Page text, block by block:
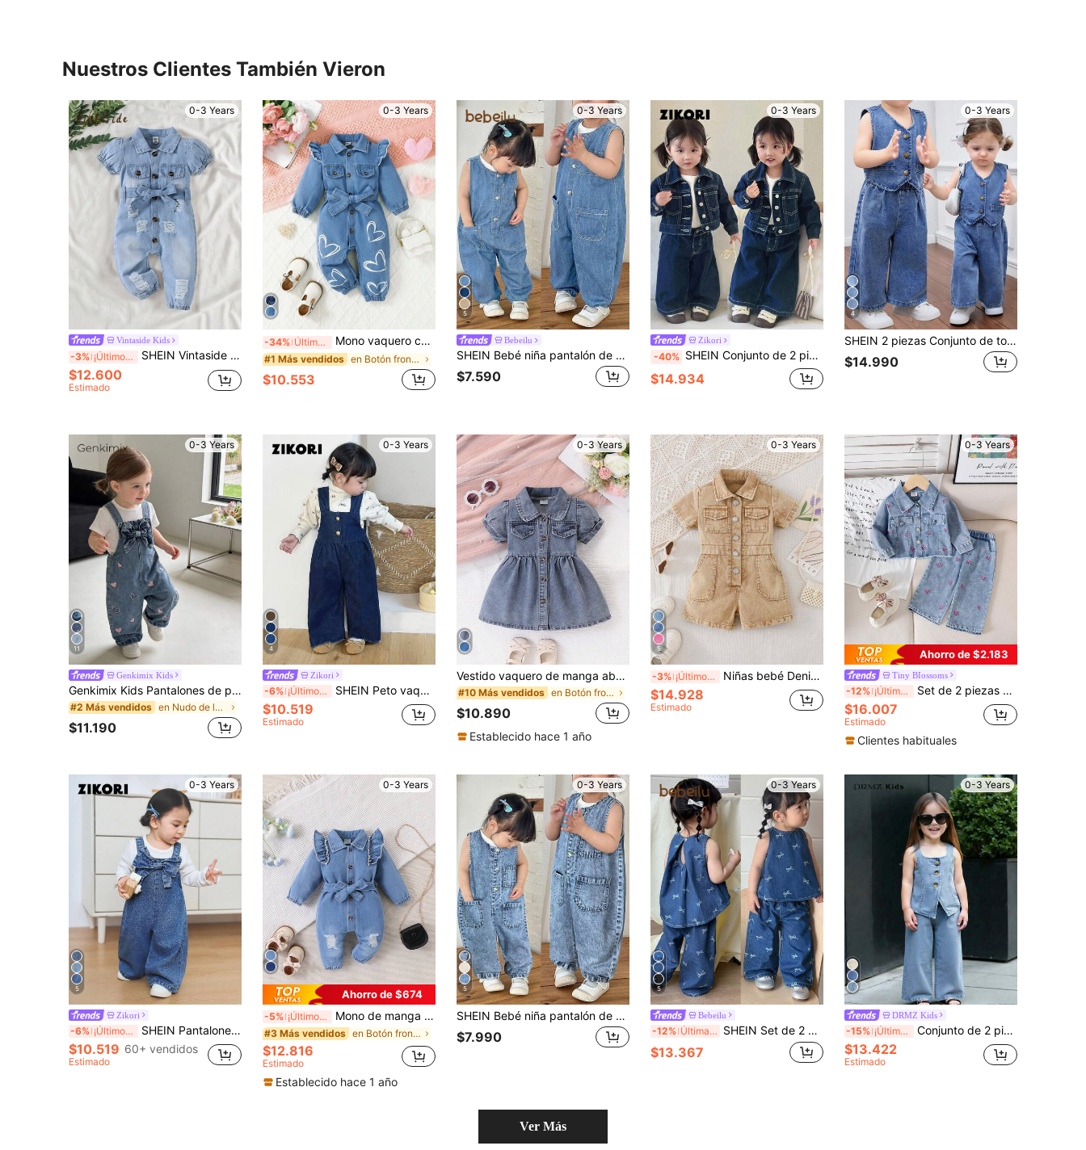
Nuestros Clientes También Vieron
0-3 Years
Vintaside Kids
-3% ¡Últimos 2 días SHEIN Vintaside Kids Mono De Mezclilla Rasgado Con Cinturón, Con Mangas Abullonadas, Para Niña Pequeña
$12.600
Estimado
0-3 Years
-34% Últimas 7 hrs Mono vaquero con estampado de corazón de manga corta azul casual y lindo para bebé niña, nueva llegada de otoño/invierno
#1 Más vendidos en Botón frontal Denim para niñas
$10.553
0-3 Years
5
Bebeilu
SHEIN Bebé niña pantalón de mezclilla azul oscuro sin mangas con rayas blancas y pantalón entallado
$7.590
0-3 Years
Zikori
-40% SHEIN Conjunto de 2 piezas de chaqueta de manga larga con solapa y pantalones holgados de niña bebé en azul marino
$14.934
0-3 Years
4
SHEIN 2 piezas Conjunto de top con tirantes de mezclilla y pantalones de cintura elástica para niñas bebé, conjunto casual de vacaciones bohemio para niñas, conjunto de graduación/fiesta/vacaciones, ropa casual y cómoda para niños en otoño
$14.990
0-3 Years
11
Genkimix Kids
Genkimix Kids Pantalones de peto vaqueros de estilo vintage y lindo para niñas, temporada media, color denim azul, diseño bordado 3D en forma de corazón rosa, pierna recta holgada, tela suave y cómoda, adecuado para la escuela, el transporte y el uso al aire libre de moda y versátil
#2 Más vendidos en Nudo de lazo Denim para niñas
$11.190
0-3 Years
4
Zikori
-6% ¡Últimos 2 días SHEIN Peto vaquero azul marino holgado para bebé niña
$10.519
Estimado
0-3 Years
Vestido vaquero de manga abullonada con botones para niñas, adecuado para uso diario, festivales, fiestas, puede usarse como regalo
#10 Más vendidos en Botón frontal Denim para niñas
$10.890
Establecido hace 1 año
0-3 Years
5
-3% ¡Últimos 2 días Niñas bebé Denim Ligero Verano Nuevo Llegada, Color Caqui Lavado, Moda Callejera Adorable y Dulce, Diseño de Vacaciones, Manga Corta con Cuello, Botones Delanteros de una Hilera, Bolsillos en el Pecho, Shorts de Cintura Elástica, Tela de Denim de Algodón Suave y Cómoda, Uso Diario, Fiesta, Escuela, Commute, Colección de Verano 2026
$14.928
Estimado
0-3 Years
Ahorro de $2.183
Tiny BIossoms
-12% ¡Últimos 2 días Set de 2 piezas chaqueta vaquera de manga larga con lazo + pantalones vaqueros para niñas bebé, para otoño y primavera
$16.007
Estimado
Clientes habituales
0-3 Years
5
Zikori
-6% ¡Últimos 2 días SHEIN Pantalones de peto holgados de mezclilla azul con decoración de lazo 3D para bebé niña
$10.519 60+ vendidos
Estimado
0-3 Years
Ahorro de $674
-5% ¡Últimos 2 días Mono de manga larga con volantes de denim desgastado para niña bebé, con lazo y botones delanteros, conjunto para exterior de primavera/otoño
#3 Más vendidos en Botón frontal Denim para niñas
$12.816
Estimado
Establecido hace 1 año
0-3 Years
5
SHEIN Bebé niña pantalón de mezclilla azul oscuro sin mangas con rayas blancas y pantalón entallado
$7.990
0-3 Years
5
Bebeilu
-12% Últimas 7 hrs SHEIN Set de 2 piezas de chaleco de jean azul y pantalones con detalle de moño blanco para niñas bebés
$13.367
0-3 Years
DRMZ Kids
-15% ¡Últimos 2 días Conjunto de 2 piezas de chaleco de mezclilla y pantalones de corte holgado para niñas bebé
$13.422
Estimado
Ver Más